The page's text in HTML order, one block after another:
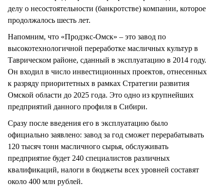
делу о несостоятельности (банкротстве) компании, которое
продолжалось шесть лет.
Напомним, что «Продэкс-Омск» – это завод по
высокотехнологичной переработке масличных культур в
Таврическом районе, сданный в эксплуатацию в 2014 году.
Он входил в число инвестиционных проектов, отнесенных
к разряду приоритетных в рамках Стратегии развития
Омской области до 2025 года. Это одно из крупнейших
предприятий данного профиля в Сибири.
Сразу после введения его в эксплуатацию было
официально заявлено: завод за год сможет перерабатывать
120 тысяч тонн масличного сырья, обслуживать
предприятие будет 240 специалистов различных
квалификаций, налоги в бюджеты всех уровней составят
около 400 млн рублей.